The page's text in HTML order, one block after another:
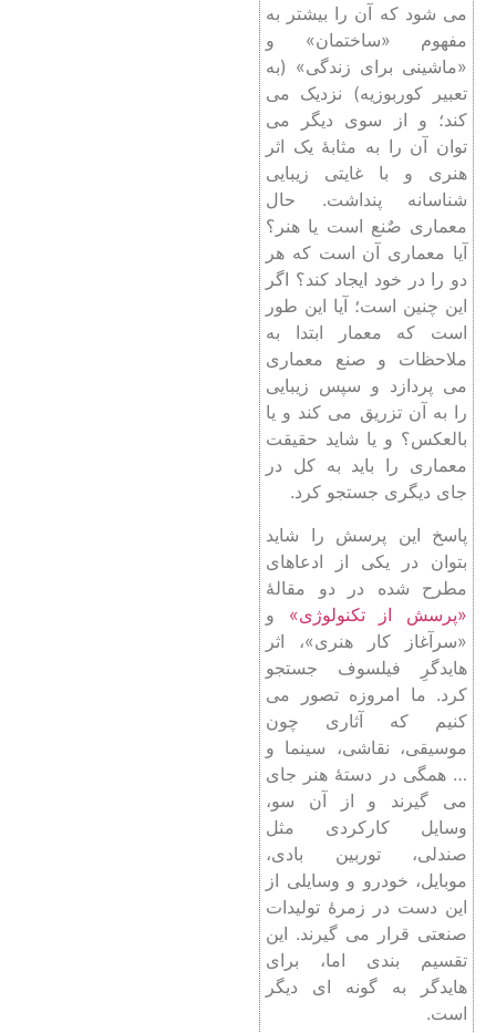
می شود که آن را بیشتر به
مفهوم «ساختمان» و
«ماشینی برای زندگی» (به
تعبیر کوربوزیه) نزدیک می
کند؛ و از سوی دیگر می‌
توان آن را به مثابۀ یک اثر
هنری و با غایتی زیبایی‌
شناسانه پنداشت. حال
معماری صٌنع است یا هنر؟
آیا معماری آن است که هر
دو را در خود ایجاد کند؟ اگر
این چنین است؛ آیا این طور
است که معمار ابتدا به
ملاحظات و صنع معماری
می پردازد و سپس زیبایی
را به آن تزریق می کند و یا
بالعکس؟ و یا شاید حقیقت
معماری را باید به کل در
جای دیگری جستجو کرد.
پاسخ این پرسش را شاید
بتوان در یکی از ادعاهای
مطرح شده در دو مقالۀ
«پرسش از تکنولوژی» و
«سرآغاز کار هنری»، اثر
هایدگرِ فیلسوف جستجو
کرد. ما امروزه تصور می
کنیم که آثاری چون
موسیقی، نقاشی، سینما و
… همگی در دستۀ هنر جای
می گیرند و از آن سو،
وسایل کارکردی مثل
صندلی، توربین بادی،
موبایل، خودرو و وسایلی از
این دست در زمرۀ تولیدات
صنعتی قرار می گیرند. این
تقسیم بندی اما، برای
هایدگر به گونه‌ ای دیگر
است.